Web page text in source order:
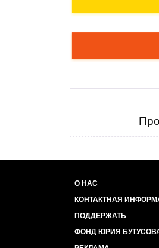
О НАС
КОНТАКТНАЯ
ПОДДЕРЖАТЬ
ФОНД ЮРИЯ